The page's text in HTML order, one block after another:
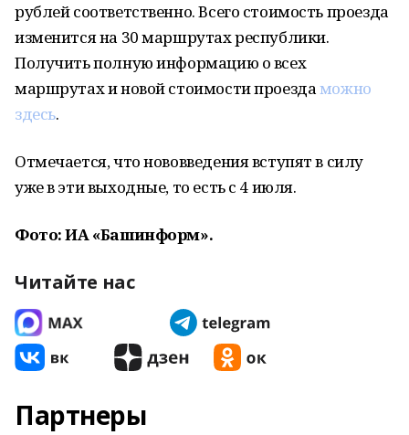
рублей соответственно. Всего стоимость проезда
изменится на 30 маршрутах республики.
Получить полную информацию о всех
маршрутах и новой стоимости проездаможно
здесь.
Отмечается, что нововведения вступят в силу
уже в эти выходные, то есть с 4 июля.
Фото: ИА «Башинформ».
Читайте нас
Партнеры